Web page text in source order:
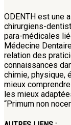
ODENTH est une
chirurgiens-
para-médicales
Médecine
relation des
connaissances
chimie, physique,
mieux
les mieux
“Primum non